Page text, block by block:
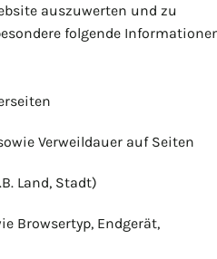
auszuwerten und zu
folgende
Verweildauer auf Seiten
Land, Stadt)
Browsertyp, Endgerät,